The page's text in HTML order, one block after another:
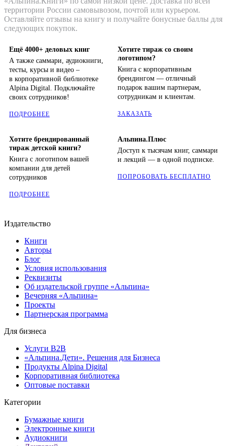
территории России самовывозом, почтой или курьером.
Оставляйте отзывы на книгу и получайте бонусные баллы для
следующих покупок.
Ещё 4000+ деловых книг
А также саммари, аудиокниги,
тесты, курсы и видео –
в корпоративной библиотеке
Alpina Digital. Подключайте
своих сотрудников!
ПОДРОБНЕЕ
Хотите тираж со своим
логотипом?
Книга с корпоративным
брендингом — отличный
подарок вашим партнерам,
сотрудникам и клиентам.
ЗАКАЗАТЬ
Хотите брендированный
тираж детской книги?
Книга с логотипом вашей
компании для детей
сотрудников
ПОДРОБНЕЕ
Альпина.Плюс
Доступ к тысячам книг, саммари
и лекций — в одной подписке.
ПОПРОБОВАТЬ БЕСПЛАТНО
Издательство
Книги
Авторы
Блог
Условия использования
Реквизиты
Об издательской группе «Альпина»
Вечерняя «Альпина»
Проекты
Партнерская программа
Для бизнеса
Услуги B2B
«Альпина.Дети». Решения для Бизнеса
Продукты Alpina Digital
Корпоративная библиотека
Оптовые поставки
Категории
Бумажные книги
Электронные книги
Аудиокниги